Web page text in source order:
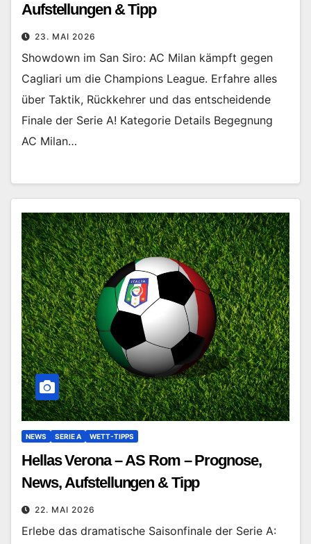
Aufstellungen & Tipp
23. MAI 2026
Showdown im San Siro: AC Milan kämpft gegen
Cagliari um die Champions League. Erfahre alles
über Taktik, Rückkehrer und das entscheidende
Finale der Serie A! Kategorie Details Begegnung
AC Milan…
NEWS SERIE A WETT-TIPPS
Hellas Verona – AS Rom – Prognose,
News, Aufstellungen & Tipp
22. MAI 2026
Erlebe das dramatische Saisonfinale der Serie A: